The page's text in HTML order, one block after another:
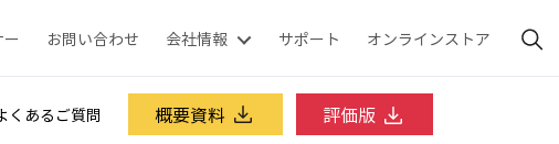
ー お問い合わせ 会社情報 サポート オンラインストア
くあるご質問 概要資料 評価版